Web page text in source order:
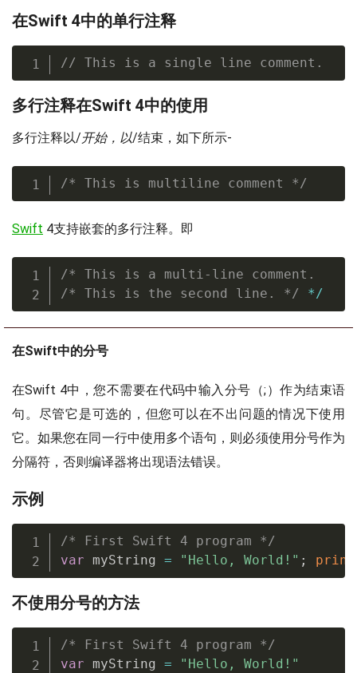
在Swift 4中的单行注释
// This is a single line comment.
多行注释在Swift 4中的使用
多行注释以/开始，以/结束，如下所示-
/* This is multiline comment */
Swift 4支持嵌套的多行注释。即
/* This is a multi-line comment.
/* This is the second line. */
*/
在Swift中的分号
在Swift 4中，您不需要在代码中输入分号（;）作为结束语
句。尽管它是可选的，但您可以在不出问题的情况下使用
它。如果您在同一行中使用多个语句，则必须使用分号作为
分隔符，否则编译器将出现语法错误。
示例
/* First Swift 4 program */
var myString = "Hello, World!" ; print
不使用分号的方法
/* First Swift 4 program */
var myString =
"Hello, World!"